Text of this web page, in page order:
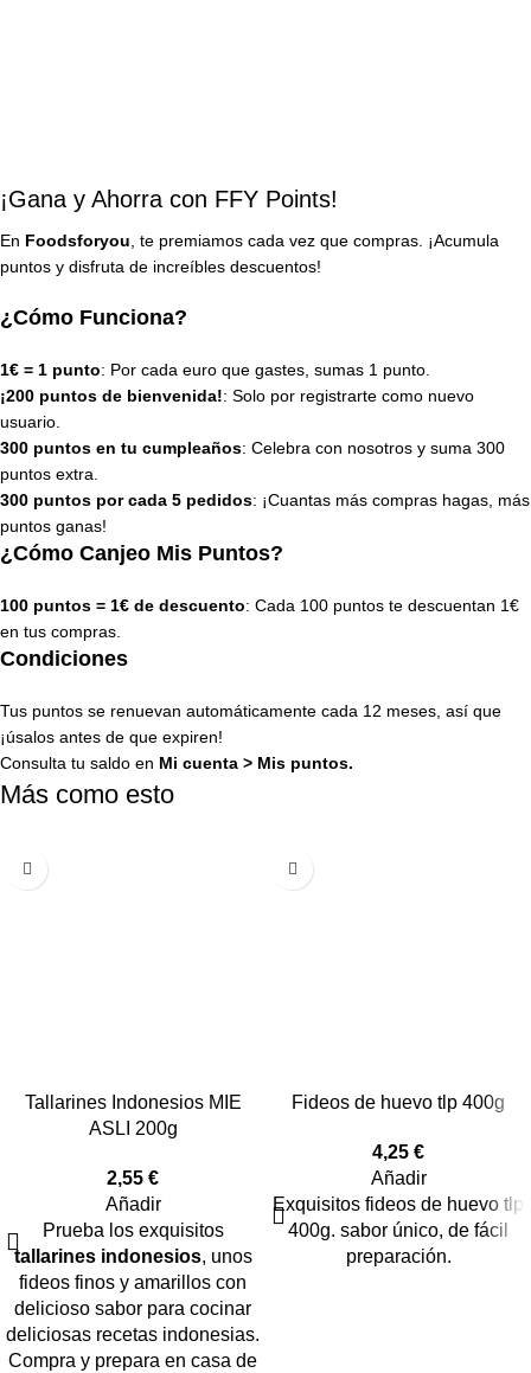
¡Gana y Ahorra con FFY Points!
En Foodsforyou, te premiamos cada vez que compras. ¡Acumula
puntos y disfruta de increíbles descuentos!
¿Cómo Funciona?
1€ = 1 punto: Por cada euro que gastes, sumas 1 punto.
¡200 puntos de bienvenida!: Solo por registrarte como nuevo
usuario.
300 puntos en tu cumpleaños: Celebra con nosotros y suma 300
puntos extra.
300 puntos por cada 5 pedidos: ¡Cuantas más compras hagas, más
puntos ganas!
¿Cómo Canjeo Mis Puntos?
100 puntos = 1€ de descuento: Cada 100 puntos te descuentan 1€
en tus compras.
Condiciones
Tus puntos se renuevan automáticamente cada 12 meses, así que
¡úsalos antes de que expiren!
Consulta tu saldo en Mi cuenta > Mis puntos.
Más como esto
Tallarines Indonesios MIE
ASLI 200g
2,55 €
Añadir
Prueba los exquisitos
tallarines indonesios, unos
fideos finos y amarillos con
delicioso sabor para cocinar
deliciosas recetas indonesias.
Compra y prepara en casa de
Fideos de huevo tlp 400g
4,25 €
Añadir
Exquisitos fideos de huevo tlp
400g. sabor único, de fácil
preparación.